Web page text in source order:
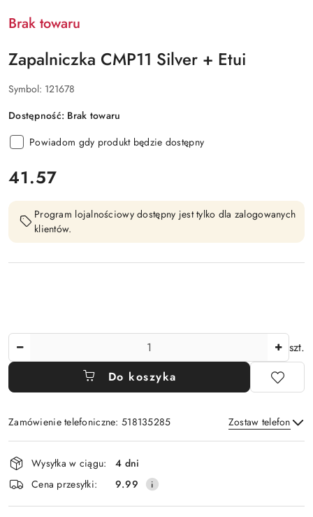
Brak towaru
Zapalniczka CMP11 Silver + Etui
Symbol: 121678
Dostępność: Brak towaru
Powiadom gdy produkt będzie dostępny
cena:
41.57
Program lojalnościowy dostępny jest tylko dla zalogowanych
klientów.
szt.
Do koszyka
Zamówienie telefoniczne: 518135285 Zostaw telefon
Wyślij
Dostępność
i
dostawa
Wysyłka w ciągu:
4 dni
Cena przesyłki:
9.99